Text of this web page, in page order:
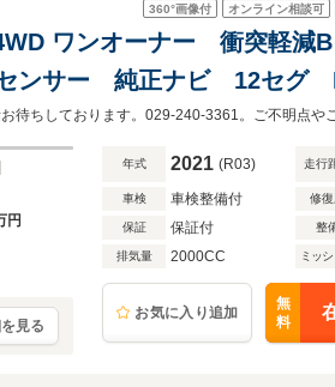
360°画像付 オンライン相談可
4WD ワンオーナー 衝突軽
センサー 純正ナビ 12セ
ト パワーテールゲート
煙車
円
見る
年式 2021 (R03) 走行
車検 車検整備付 修
保証 保証付 整
排気量 2000CC ミッ
お気に入り追加
無
料